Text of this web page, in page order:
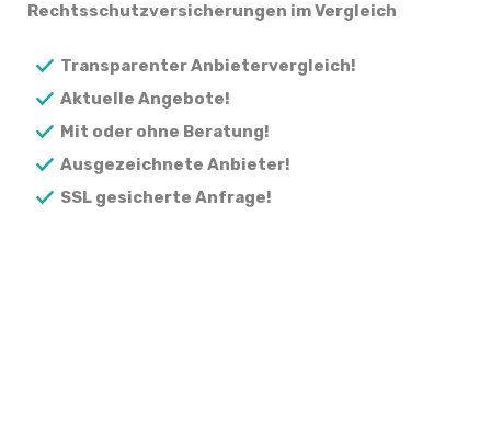
Rechtsschutzversicherungen im Vergleich
Transparenter Anbietervergleich!
Aktuelle Angebote!
Mit oder ohne Beratung!
Ausgezeichnete Anbieter!
SSL gesicherte Anfrage!